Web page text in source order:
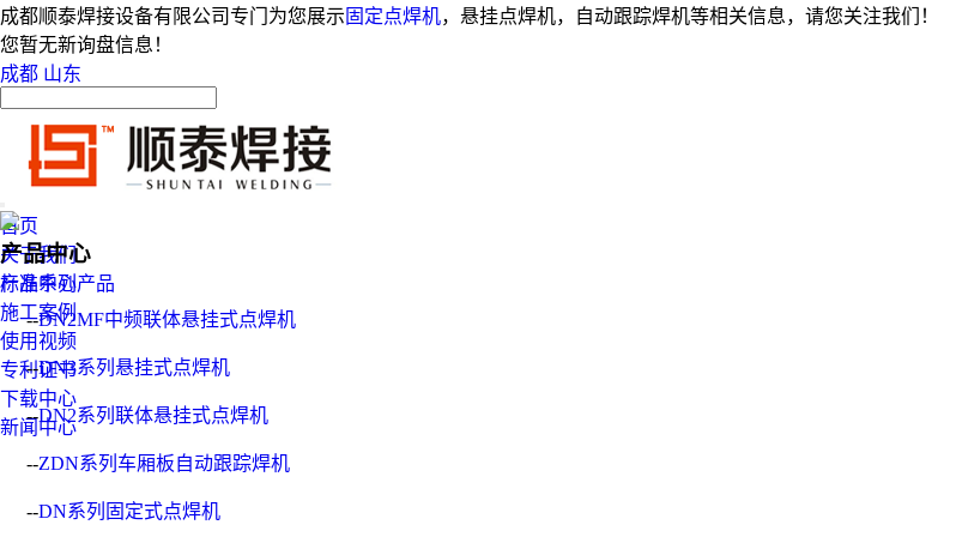
成都顺泰焊接设备有限公司专门为您展示 固定点焊机，悬挂点焊机，自动跟踪焊机等相关信息，请您关注我们！
您暂无新询盘信息！
成都 山东
首页
关于我们
产品中心
施工案例
使用视频
专利证书
下载中心
新闻中心
产品中心
标准系列产品
--DN2MF中频联体悬挂式点焊机
--DN3系列悬挂式点焊机
--DN2系列联体悬挂式点焊机
--ZDN系列车厢板自动跟踪焊机
--DN系列固定式点焊机